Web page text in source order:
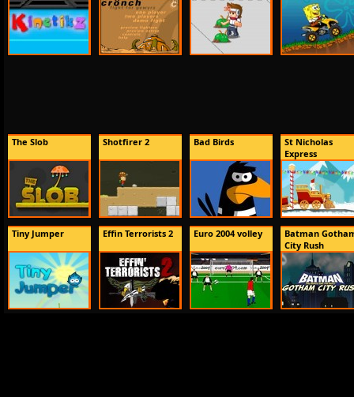
The Slob Shotfirer 2 Bad Birds
St Nicholas
Express
Tiny Jumper Effin Terrorists 2 Euro 2004 volley
Batman
City Rush